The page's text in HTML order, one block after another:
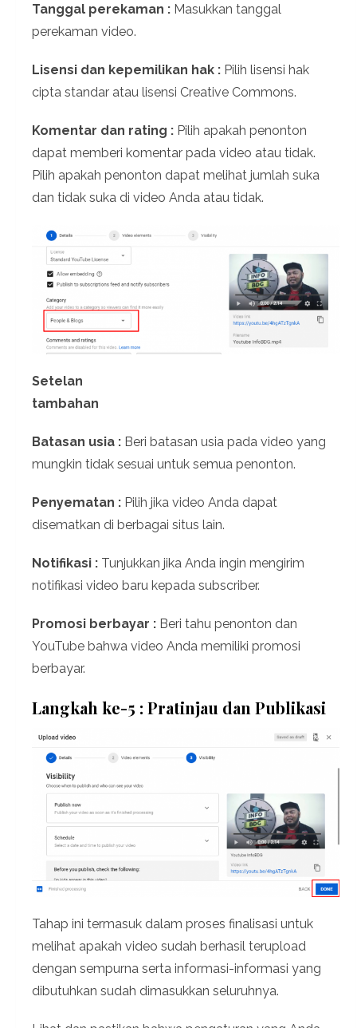
Tanggal perekaman : Masukkan tanggal
perekaman video.
Lisensi dan kepemilikan hak : Pilih lisensi hak
cipta standar atau lisensi Creative Commons.
Komentar dan rating : Pilih apakah penonton
dapat memberi komentar pada video atau tidak.
Pilih apakah penonton dapat melihat jumlah suka
dan tidak suka di video Anda atau tidak.
Setelan
Batasan usia : Beri batasan usia pada video yang
mungkin tidak sesuai untuk semua penonton.
Penyematan : Pilih jika video Anda dapat
disematkan di berbagai situs lain.
Notifikasi : Tunjukkan jika Anda ingin mengirim
notifikasi video baru kepada subscriber.
Promosi berbayar : Beri tahu penonton dan
YouTube bahwa video Anda memiliki promosi
berbayar.
Langkah ke-5 : Pratinjau dan Publikasi
Tahap ini termasuk dalam proses finalisasi untuk
melihat apakah video sudah berhasil terupload
dengan sempurna serta informasi-informasi yang
dibutuhkan sudah dimasukkan seluruhnya.